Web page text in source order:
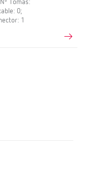
Tomas:
0;
1